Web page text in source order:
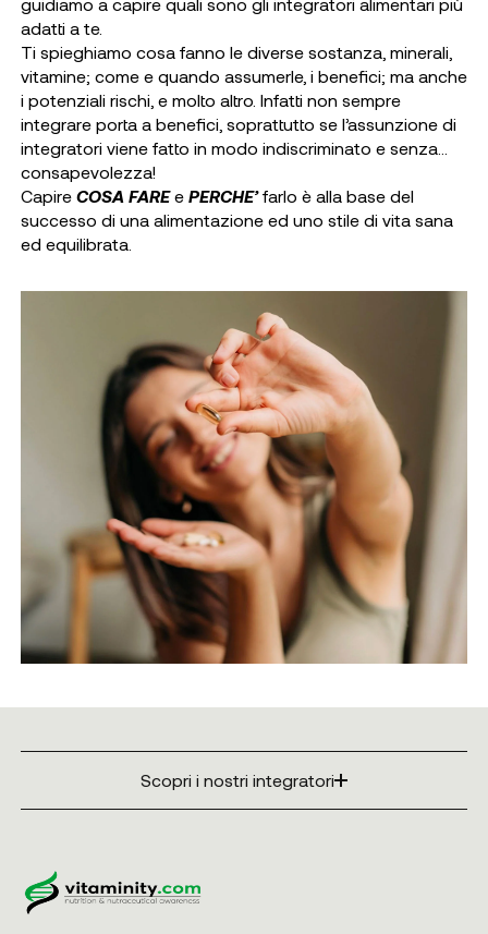
adatti a te.
Ti spieghiamo cosa fanno le diverse sostanza, minerali,
vitamine; come e quando assumerle, i benefici; ma anche
i potenziali rischi, e molto altro. Infatti non sempre
integrare porta a benefici, soprattutto se l’assunzione di
integratori viene fatto in modo indiscriminato e senza...
consapevolezza!
Capire COSA FAREe PERCHE’farlo è alla base del
successo di una alimentazione ed uno stile di vita sana
ed equilibrata.
Scopri i nostri integratori